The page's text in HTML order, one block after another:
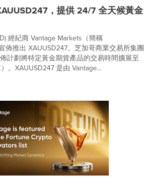
，提供 24/7 全天候黃金
經紀商 Vantage Markets（簡稱
佈推出 XAUUSD247。芝加哥商業交易所集團
計劃將特定黃金期貨產品的交易時間擴展至
。XAUUSD247 是由 Vantage...